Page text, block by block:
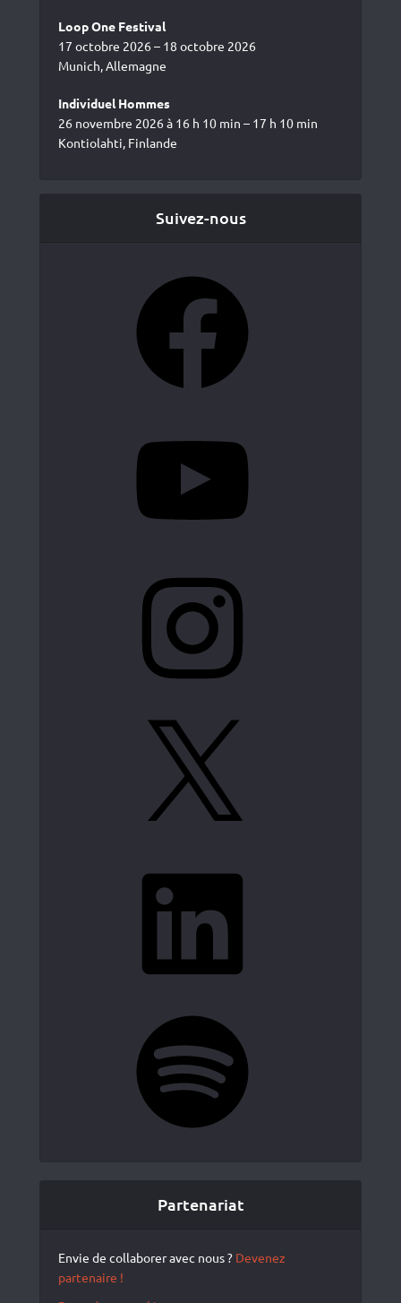
Loop One Festival
17 octobre 2026 – 18 octobre 2026
Munich, Allemagne
Individuel Hommes
26 novembre 2026 à 16 h 10 min – 17 h 10 min
Kontiolahti, Finlande
Suivez-nous
Partenariat
Envie de collaborer avec nous ? Devenez
partenaire !